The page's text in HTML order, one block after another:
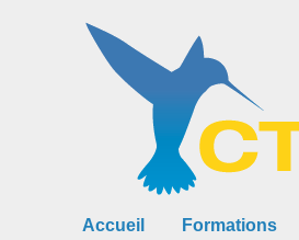
Accueil Formations